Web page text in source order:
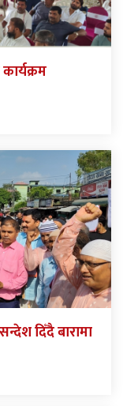
दिँदै बारामा